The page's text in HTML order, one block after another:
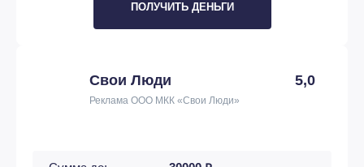
ПОЛУЧИТЬ ДЕНЬГИ
Свои Люди 5,0
Реклама ООО МКК «Свои Люди»